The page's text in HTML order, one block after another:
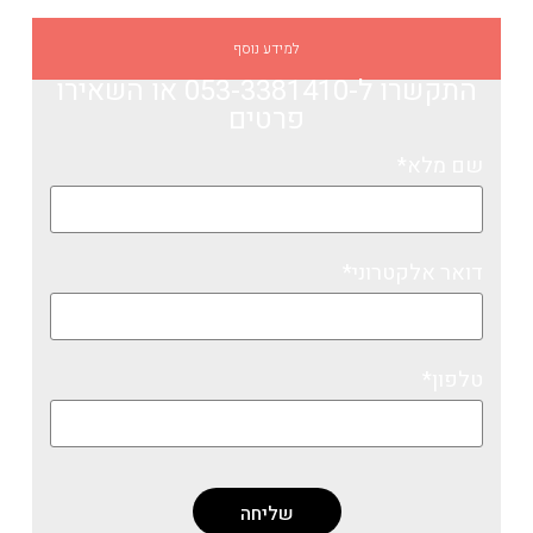
למידע נוסף
התקשרו ל-053-3381410​ או השאירו